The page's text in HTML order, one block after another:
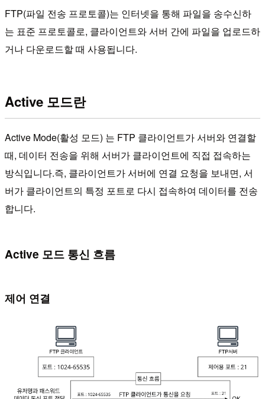
FTP(파일 전송 프로토콜)는 인터넷을 통해 파일을 송수신하
는 표준 프로토콜로, 클라이언트와 서버 간에 파일을 업로드하
거나 다운로드할 때 사용됩니다.
Active 모드란
Active Mode(활성 모드) 는 FTP 클라이언트가 서버와 연결할
때, 데이터 전송을 위해 서버가 클라이언트에 직접 접속하는
방식입니다.즉, 클라이언트가 서버에 연결 요청을 보내면, 서
버가 클라이언트의 특정 포트로 다시 접속하여 데이터를 전송
합니다.
Active 모드 통신 흐름
제어 연결